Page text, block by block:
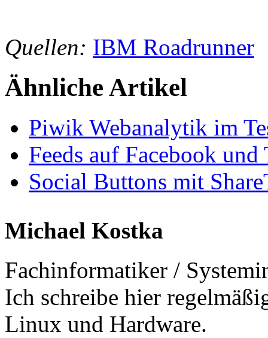
Quellen: IBM Roadrunner
Ähnliche Artikel
Piwik Webanalytik im
Feeds auf Facebook
Social Buttons mit
Michael Kostka
Fachinformatiker /
Ich schreibe hier
Linux und Hardware.